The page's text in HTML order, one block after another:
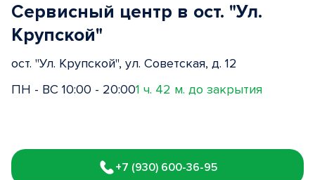
Сервисный центр в ост. "Ул.
Крупской"
ост. "Ул. Крупской", ул. Советская, д. 12
ПН - ВС 10:00 - 20:001 ч. 42 м. до закрытия
1
+7 (930) 600-36-95